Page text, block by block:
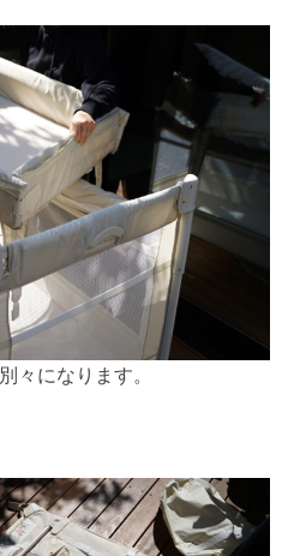
々になります。